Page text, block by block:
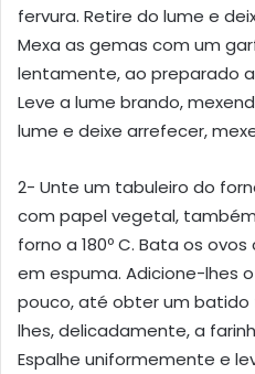
fervura. Retire do lume e
Mexa as gemas com um
lentamente, ao preparado
Leve a lume brando,
lume e deixe arrefecer,
2- Unte um tabuleiro do
com papel vegetal,
forno a 180º C. Bata os
em espuma. Adicione-lhes
pouco, até obter um batido
lhes, delicadamente, a
Espalhe uniformemente e